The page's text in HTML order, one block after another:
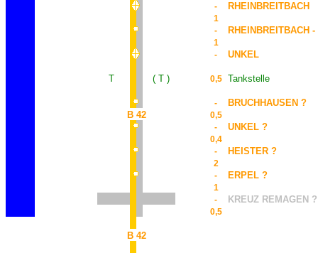
-
RHEINBREITBACH
1
-
RHEINBREITBACH
1
-
UNKEL
T ( T ) 0,5 Tankstelle
-
BRUCHHAUSEN ?
B 42
0,5
-
UNKEL ?
0,4
-
HEISTER ?
2
-
ERPEL ?
1
-
KREUZ REMAGEN ?
0,5
B 42